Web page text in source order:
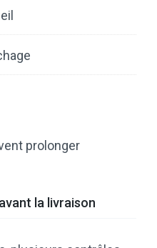
prolonger
la livraison